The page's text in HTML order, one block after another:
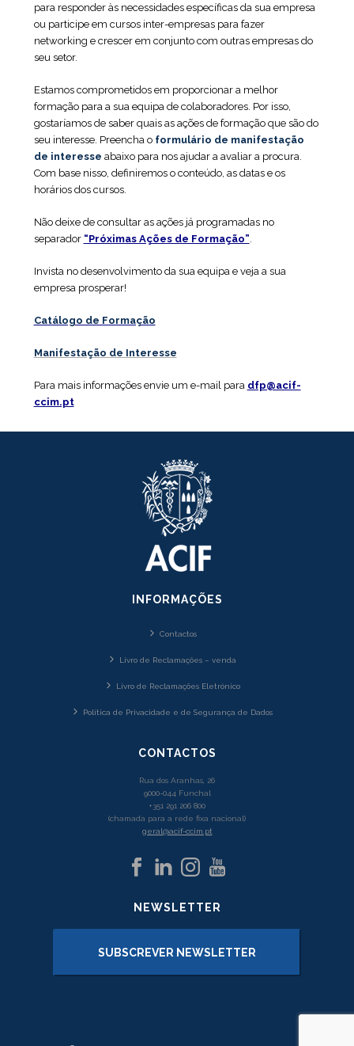
para responder às necessidades específicas da sua empresa
ou participe em cursos inter-empresas para fazer
networking e crescer em conjunto com outras empresas do
seu setor.
Estamos comprometidos em proporcionar a melhor
formação para a sua equipa de colaboradores. Por isso,
gostaríamos de saber quais as ações de formação que são do
seu interesse. Preencha o formulário de manifestação
de interesse abaixo para nos ajudar a avaliar a procura.
Com base nisso, definiremos o conteúdo, as datas e os
horários dos cursos.
Não deixe de consultar as ações já programadas no
separador “Próximas Ações de Formação”
Invista no desenvolvimento da sua equipa e veja a sua
empresa prosperar!
Catálogo de Formação
Manifestação de Interesse
Para mais informações envie um e-mail para dfp@acif-
ccim.pt
INFORMAÇÕES
Contactos
Livro de Reclamações – venda
Livro de Reclamações Eletrónico
Política de Privacidade e de Segurança de Dados
CONTACTOS
Rua dos Aranhas, 26
9000-044 Funchal
+351 291 206 800
(chamada para a rede fixa nacional)
geral@acif-ccim.pt
NEWSLETTER
SUBSCREVER NEWSLETTER